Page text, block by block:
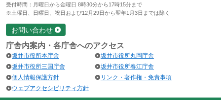
受付時間：月曜日から金曜日 8時30分から17時15分まで
※土曜日、日曜日、祝日および12月29日から翌年1月3日までは除く
お問い合わせ
庁舎内案内・各庁舎へのアクセス
坂井市役所本庁舎
坂井市役所丸岡庁舎
坂井市役所三国庁舎
坂井市役所春江庁舎
個人情報保護方針
リンク・著作権・免責事項
ウェブアクセシビリティ方針